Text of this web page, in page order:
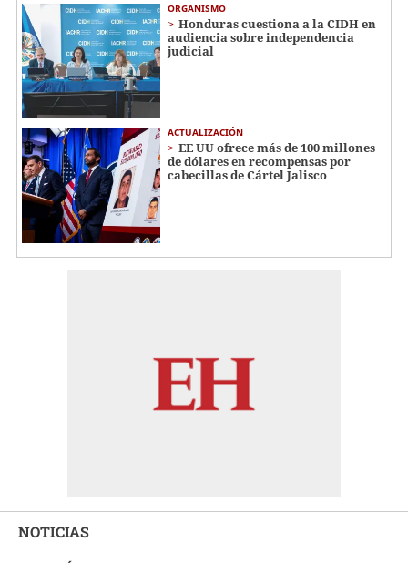
ORGANISMO
Honduras cuestiona a la CIDH en
audiencia sobre independencia
judicial
ACTUALIZACIÓN
EE UU ofrece más de 100 millones
de dólares en recompensas por
cabecillas de Cártel Jalisco
NOTICIAS